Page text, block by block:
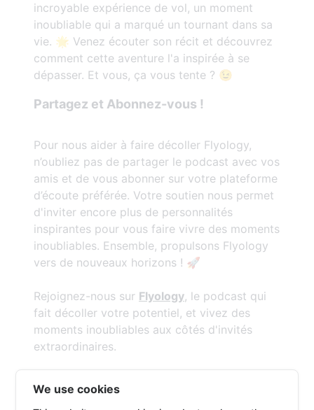
incroyable expérience de vol, un moment
inoubliable qui a marqué un tournant dans sa
vie. 🌟 Venez écouter son récit et découvrez
comment cette aventure l'a inspirée à se
dépasser. Et vous, ça vous tente ? 😉
Partagez et Abonnez-vous !
Pour nous aider à faire décoller Flyology,
n’oubliez pas de partager le podcast avec vos
amis et de vous abonner sur votre plateforme
d’écoute préférée. Votre soutien nous permet
d'inviter encore plus de personnalités
inspirantes pour vous faire vivre des moments
inoubliables. Ensemble, propulsons Flyology
vers de nouveaux horizons ! 🚀
Rejoignez-nous sur Flyology, le podcast qui
fait décoller votre potentiel, et vivez des
moments inoubliables aux côtés d'invités
extraordinaires.
We use cookies